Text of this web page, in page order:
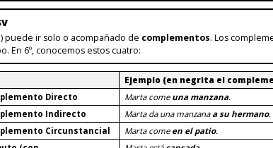
puede ir solo o acompañado de complementos. Los
En 6º, conocemos estos cuatro:
Ejemplo (en negrita el
Directo Marta come una manzana.
Indirecto Marta da una manzana a su hermano.
Circunstancial Marta come en el patio.